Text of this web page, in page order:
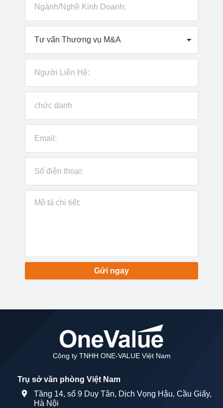
Gửi ngay
Công ty TNHH ONE-VALUE Việt Nam
Trụ sở văn phòng Việt Nam
Tầng 14, số 9 Duy Tân, Dịch Vọng Hậu, Cầu Giấy,
Hà Nội